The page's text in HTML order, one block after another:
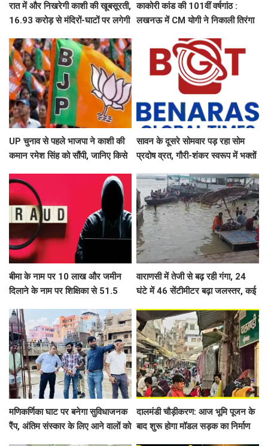
रात में और निखरेगी काशी की खूबसूरती,
16.93 करोड़ से मंदिरों-घाटों पर लगेगी
काकोरी कांड की 101वीं वर्षगांठ :
लखनऊ में CM योगी ने निकाली तिरंगा
UP चुनाव से पहले भाजपा ने काशी की
कमान रमेश सिंह को सौंपी, जानिए किसे
सावन के दूसरे सोमवार पड़ रहा सोम
प्रदोष व्रत, गौरी-शंकर स्वरूप में भक्तों
आस्था का सैलाब
बीमा के नाम पर 10 लाख और जमीन
दिलाने के नाम पर शिक्षिका से 51.5
वाराणसी में तेजी से बढ़ रही गंगा, 24
घंटे में 46 सेंटीमीटर बढ़ा जलस्तर, कई
मणिकर्णिका घाट पर बनेगा सुविधाजनक
रैंप, अंतिम संस्कार के लिए आने वालों को
दालमंडी चौड़ीकरण: आज भूमि पूजन के
बाद शुरू होगा मॉडल सड़क का निर्माण